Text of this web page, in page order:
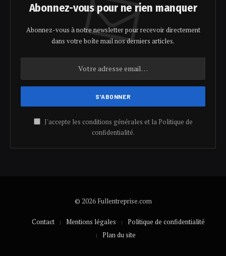
Abonnez-vous pour ne rien manquer
Abonnez-vous à notre newsletter pour recevoir directement
dans votre boîte mail nos derniers articles.
J'accepte les conditions générales et la Politique de
confidentialité.
© 2026 Fullentreprise.com
Contact Mentions légales
Politique de confidentialité
Plan du site